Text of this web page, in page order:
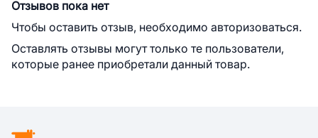
Отзывов пока нет
Чтобы оставить отзыв, необходимо авторизоваться.
Оставлять отзывы могут только те пользователи,
которые ранее приобретали данный товар.